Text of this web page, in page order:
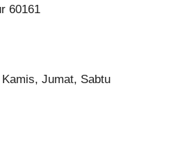
60161
Jumat, Sabtu